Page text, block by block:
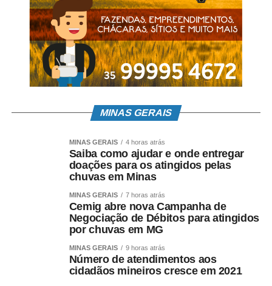
Leia Também: Cemig investe cerca de R$ 5 milhões em
projetos de eficiência energética
Agências da Cemig
1. Ipatinga (Rua Uberlândia, nº 321, Centro )
3. Paracatu (Rua Matias Mundim, 337, Santa Lúcia)
4. Varginha (Rua Presidente Antônio Carlos, 538, Centro)
5. Divinópolis (Rua Itapecerica, 151, Centro)
6. Pará de Minas (Rua João Alexandre, 670, Dom Bosco)
7. Montes Claros (Rua Padre Augusto, 550, Centro)
8. Almenara (Rua Hermano de Souza, 214, Centro)
MINAS GERAIS
MINAS GERAIS 4 horas atrás
Saiba como ajudar e onde entregar
doações para os atingidos pelas
chuvas em Minas
MINAS GERAIS 7 horas atrás
Cemig abre nova Campanha de
Negociação de Débitos para atingidos
por chuvas em MG
MINAS GERAIS 9 horas atrás
Número de atendimentos aos
cidadãos mineiros cresce em 2021